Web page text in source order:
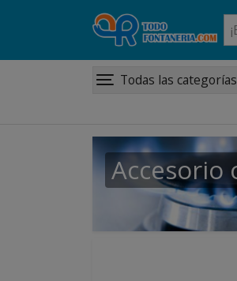
Todas las categorías
Accesorio